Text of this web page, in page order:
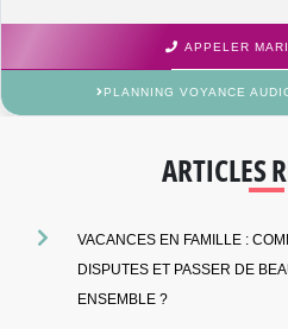
APPELER
PLANNING VOYANCE
ARTICLES
VACANCES EN FAMILLE :
DISPUTES ET PASSER DE
ENSEMBLE ?